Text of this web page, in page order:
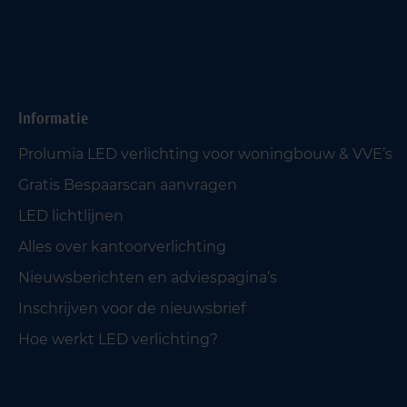
Informatie
Prolumia LED verlichting voor woningbouw & VVE’s
Gratis Bespaarscan aanvragen
LED lichtlijnen
Alles over kantoorverlichting
Nieuwsberichten en adviespagina’s
Inschrijven voor de nieuwsbrief
Hoe werkt LED verlichting?